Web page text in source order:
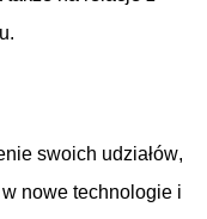
.
swoich udziałów,
w nowe technologie i